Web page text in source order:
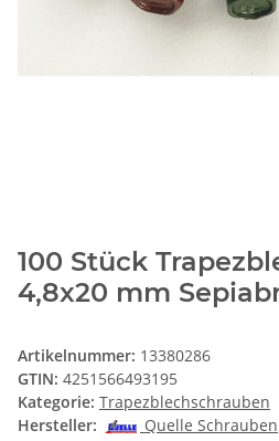
100 Stück
4,8x20 mm
Artikelnummer: 13380286
GTIN: 4251566493195
Kategorie: Trapezblechschrauben
Hersteller:
Quelle Schrauben